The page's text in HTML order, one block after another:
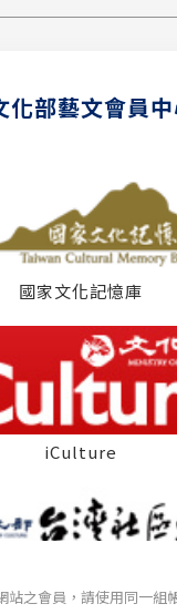
化部藝文會員
國家文化記憶庫
iCulture
站之會員，請使用同一組